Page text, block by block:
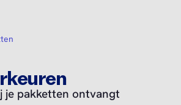
je pakketten ontvangt